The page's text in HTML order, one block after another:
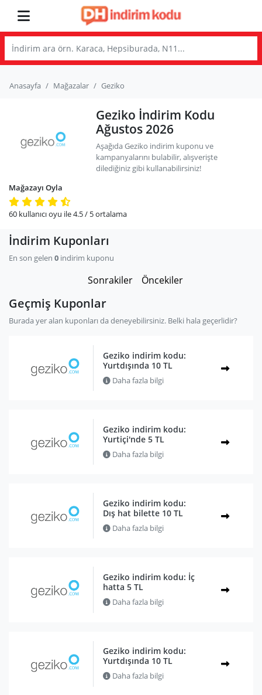
Anasayfa Mağazalar Geziko
Mağazayı Oyla
60 kullanıcı oyu ile4.5/ 5ortalama
Geziko İndirim Kodu
Ağustos 2026
Aşağıda Geziko indirim kuponu ve
kampanyalarını bulabilir, alışverişte
dilediğiniz gibi kullanabilirsiniz!
İndirim Kuponları
En son gelen 0 indirim kuponu
Sonrakiler Öncekiler
Geçmiş Kuponlar
Burada yer alan kuponları da deneyebilirsiniz. Belki hala geçerlidir?
Geziko indirim kodu:
Yurtdışında 10 TL
Daha fazla bilgi
Geziko indirim kodu:
Yurtiçi'nde 5 TL
Daha fazla bilgi
Geziko indirim kodu:
Dış hat bilette 10 TL
Daha fazla bilgi
Geziko indirim kodu: İç
hatta 5 TL
Daha fazla bilgi
Geziko indirim kodu:
Yurtdışında 10 TL
Daha fazla bilgi